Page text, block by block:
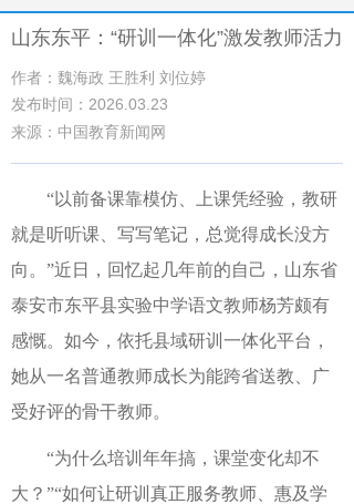
山东东平：“研训一体化”激发教师活力
作者：魏海政 王胜利 刘位婷
发布时间：2026.03.23
来源：中国教育新闻网
“以前备课靠模仿、上课凭经验，教研
就是听听课、写写笔记，总觉得成长没方
向。”近日，回忆起几年前的自己，山东省
泰安市东平县实验中学语文教师杨芳颇有
感慨。如今，依托县域研训一体化平台，
她从一名普通教师成长为能跨省送教、广
受好评的骨干教师。
“为什么培训年年搞，课堂变化却不
大？”“如何让研训真正服务教师、惠及学